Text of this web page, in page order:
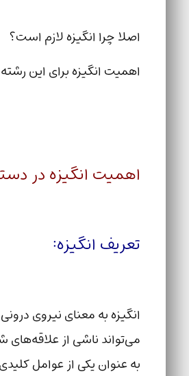
اصلا چرا انگیزه لازم است؟
اهمیت انگیزه برای این
اهمیت انگیزه در
تعریف انگیزه:
انگیزه به معنای نیروی
می‌تواند ناشی از علاقه‌های
به عنوان یکی از عوامل